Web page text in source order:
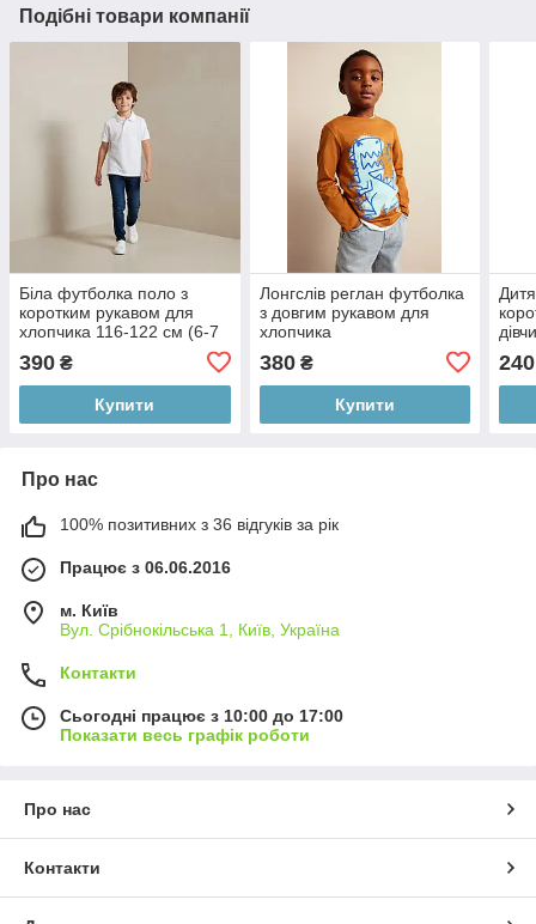
Подібні товари компанії
Біла футболка поло з
коротким рукавом для
хлопчика 116-122 см (6-7
390 ₴
Купити
Лонгслів реглан футболка
з довгим рукавом для
хлопчика
380₴
Купити
240
Про нас
100% позитивних з 36 відгуків за рік
Працює з 06.06.2016
м. Київ
Вул. Срібнокільська 1, Київ, Україна
Контакти
Сьогодні працює з 10:00 до 17:00
Показати весь графік роботи
Про нас
Контакти